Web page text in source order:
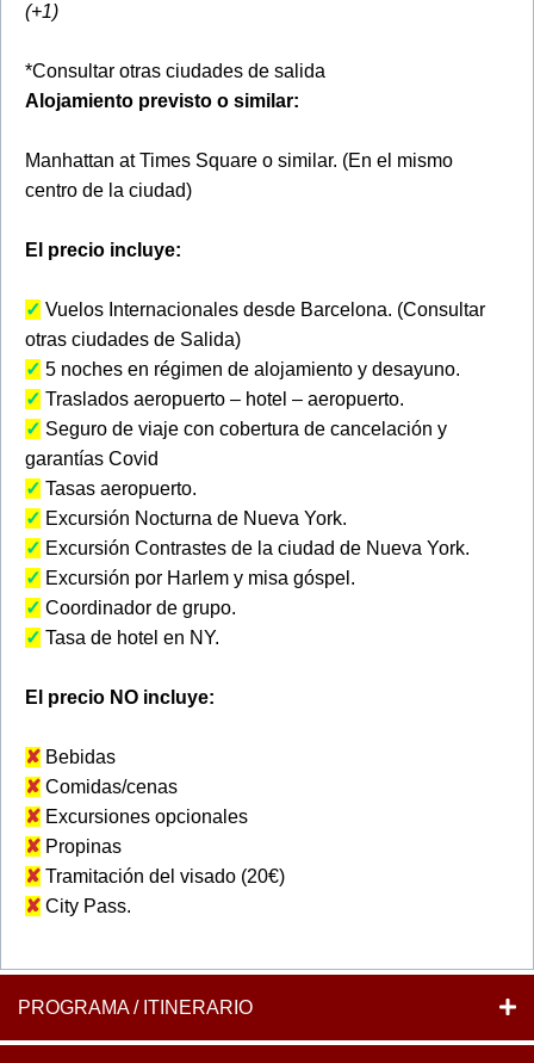
(+1)
*Consultar otras ciudades de salida
Alojamiento previsto o similar:
Manhattan at Times Square o similar. (En el mismo
centro de la ciudad)
El precio incluye:
✓ Vuelos Internacionales desde Barcelona. (Consultar
otras ciudades de Salida)
✓ 5 noches en régimen de alojamiento y desayuno.
✓ Traslados aeropuerto – hotel – aeropuerto.
✓ Seguro de viaje con cobertura de cancelación y
garantías Covid
✓ Tasas aeropuerto.
✓ Excursión Nocturna de Nueva York.
✓ Excursión Contrastes de la ciudad de Nueva York.
✓ Excursión por Harlem y misa góspel.
✓ Coordinador de grupo.
✓ Tasa de hotel en NY.
El precio NO incluye:
✘ Bebidas
✘ Comidas/cenas
✘ Excursiones opcionales
✘ Propinas
✘ Tramitación del visado (20€)
✘ City Pass.
PROGRAMA / ITINERARIO